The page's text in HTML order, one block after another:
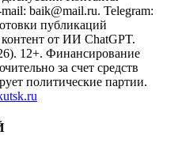
baik@mail.ru. Telegram:
публикаций
от ИИ ChatGPT.
12+. Финансирование
за счет средств
политические партии.